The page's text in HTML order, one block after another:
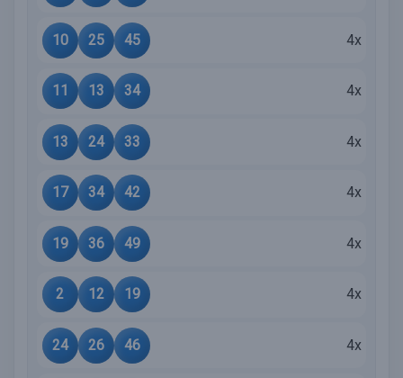
10 25 45 4x
11 13 34 4x
13 24 33 4x
17 34 42 4x
19 36 49 4x
2 12 19 4x
24 26 46 4x